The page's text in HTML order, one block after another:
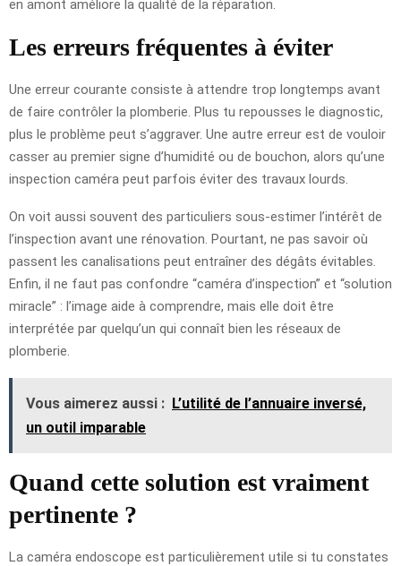
en amont améliore la qualité de la réparation.
Les erreurs fréquentes à éviter
Une erreur courante consiste à attendre trop longtemps avant
de faire contrôler la plomberie. Plus tu repousses le diagnostic,
plus le problème peut s’aggraver. Une autre erreur est de vouloir
casser au premier signe d’humidité ou de bouchon, alors qu’une
inspection caméra peut parfois éviter des travaux lourds.
On voit aussi souvent des particuliers sous-estimer l’intérêt de
l’inspection avant une rénovation. Pourtant, ne pas savoir où
passent les canalisations peut entraîner des dégâts évitables.
Enfin, il ne faut pas confondre “caméra d’inspection” et “solution
miracle” : l’image aide à comprendre, mais elle doit être
interprétée par quelqu’un qui connaît bien les réseaux de
plomberie.
Vous aimerez aussi : L’utilité de l’annuaire inversé,
un outil imparable
Quand cette solution est vraiment
pertinente ?
La caméra endoscope est particulièrement utile si tu constates